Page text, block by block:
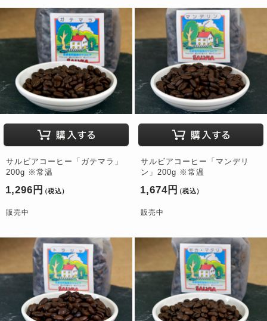
サルビアコーヒー「ガテマラ」
200g ※常温
1,296円 （税込）
販売中
サルビアコーヒー「マンデリ
ン」200g ※常温
1,674円 （税込）
販売中